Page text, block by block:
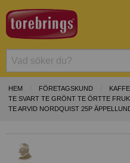
HEM FÖRETAGSKUND
TE SVART TE GRÖNT TE ÖRTTE
TE ARVID NORDQUIST 25P